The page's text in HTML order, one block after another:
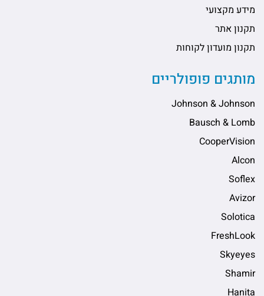
מידע מקצועי
תקנון אתר
תקנון מועדון לקוחות
מותגים פופולריים
Johnson & Johnson
Bausch & Lomb
CooperVision
Alcon
Soflex
Avizor
Solotica
FreshLook
Skyeyes
Shamir
Hanita